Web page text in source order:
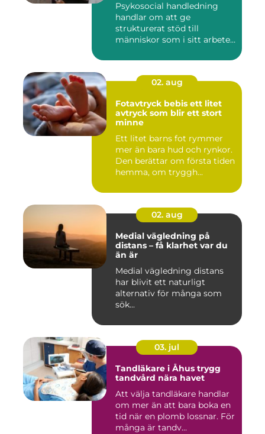
Psykosocial handledning
handlar om att ge
strukturerat stöd till
människor som i sitt arbete
02. aug
Fotavtryck bebis ett litet
avtryck som blir ett stort
minne
Ett litet barns fot rymmer
mer än bara hud och rynkor.
Den berättar om första tiden
hemma, om tryggh...
02. aug
Medial vägledning på
distans – få klarhet var du
än är
Medial vägledning distans
har blivit ett naturligt
alternativ för många som
sök...
03. jul
Tandläkare i Åhus trygg
tandvård nära havet
Att välja tandläkare handlar
om mer än att bara boka en
tid när en plomb lossnar. För
många är tandv...